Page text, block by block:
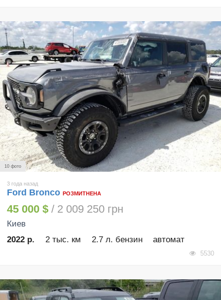
10 фото
3 года назад
Ford Bronco РОЗМИТНЕНА
45 000 $ / 2 009 250 грн
Киев
2022 р.
2 тыс. км 2.7 л. бензин автомат
5530